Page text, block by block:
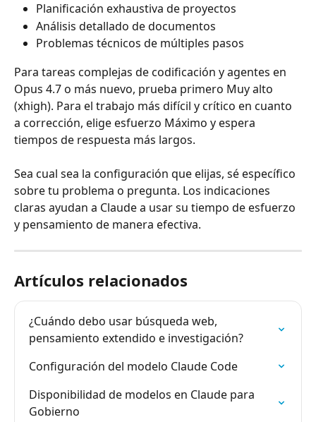
Planificación exhaustiva de proyectos
Análisis detallado de documentos
Problemas técnicos de múltiples pasos
Para tareas complejas de codificación y agentes en
Opus 4.7 o más nuevo, prueba primero Muy alto
(xhigh). Para el trabajo más difícil y crítico en cuanto
a corrección, elige esfuerzo Máximo y espera
tiempos de respuesta más largos.
Sea cual sea la configuración que elijas, sé específico
sobre tu problema o pregunta. Los indicaciones
claras ayudan a Claude a usar su tiempo de esfuerzo
y pensamiento de manera efectiva.
Artículos relacionados
¿Cuándo debo usar búsqueda web,
pensamiento extendido e investigación?
Configuración del modelo Claude Code
Disponibilidad de modelos en Claude para
Gobierno